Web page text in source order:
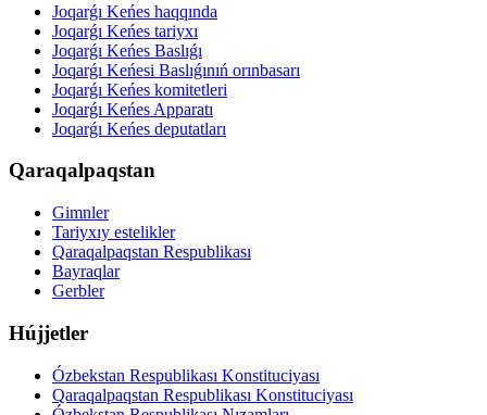
Joqarǵı Keńes haqqında
Joqarǵı Keńes tariyxı
Joqarǵı Keńes Baslıǵı
Joqarǵı Keńesi Baslıǵınıń orınbasarı
Joqarǵı Keńes komitetleri
Joqarǵı Keńes Apparatı
Joqarǵı Keńes deputatları
Qaraqalpaqstan
Gimnler
Tariyxıy estelikler
Qaraqalpaqstan Respublikası
Bayraqlar
Gerbler
Hújjetler
Ózbekstan Respublikası Konstituciyası
Qaraqalpaqstan Respublikası Konstituciyası